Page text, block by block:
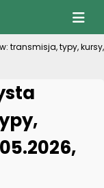
transmisja, typy, kursy,